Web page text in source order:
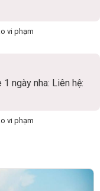
vi phạm
ngày nha: Liên hệ:
vi phạm